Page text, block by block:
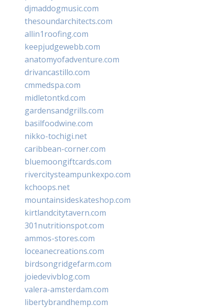
djmaddogmusic.com
thesoundarchitects.com
allin1roofing.com
keepjudgewebb.com
anatomyofadventure.com
drivancastillo.com
cmmedspa.com
midletontkd.com
gardensandgrills.com
basilfoodwine.com
nikko-tochigi.net
caribbean-corner.com
bluemoongiftcards.com
rivercitysteampunkexpo.com
kchoops.net
mountainsideskateshop.com
kirtlandcitytavern.com
301nutritionspot.com
ammos-stores.com
loceanecreations.com
birdsongridgefarm.com
joiedevivblog.com
valera-amsterdam.com
libertybrandhemp.com